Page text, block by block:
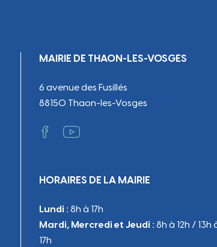
MAIRIE DE THAON-LES-VOSGES
6 avenue des Fusillés
88150 Thaon-les-Vosges
HORAIRES DE LA MAIRIE
Lundi : 8h à 17h
Mardi, Mercredi et Jeudi : 8h à 12h / 13h
17h